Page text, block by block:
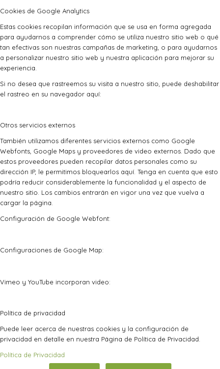
Cookies de Google Analytics
Estas cookies recopilan información que se usa en forma agregada
para ayudarnos a comprender cómo se utiliza nuestro sitio web o qué
tan efectivas son nuestras campañas de marketing, o para ayudarnos
a personalizar nuestro sitio web y nuestra aplicación para mejorar su
experiencia.
Si no desea que rastreemos su visita a nuestro sitio, puede deshabilitar
el rastreo en su navegador aquí:
Otros servicios externos
También utilizamos diferentes servicios externos como Google
Webfonts, Google Maps y proveedores de video externos. Dado que
estos proveedores pueden recopilar datos personales como su
dirección IP, le permitimos bloquearlos aquí. Tenga en cuenta que esto
podría reducir considerablemente la funcionalidad y el aspecto de
nuestro sitio. Los cambios entrarán en vigor una vez que vuelva a
cargar la página.
Configuración de Google Webfont:
Configuraciones de Google Map:
Vimeo y YouTube incorporan video:
Política de privacidad
Puede leer acerca de nuestras cookies y la configuración de
privacidad en detalle en nuestra Página de Política de Privacidad.
Política de Privacidad